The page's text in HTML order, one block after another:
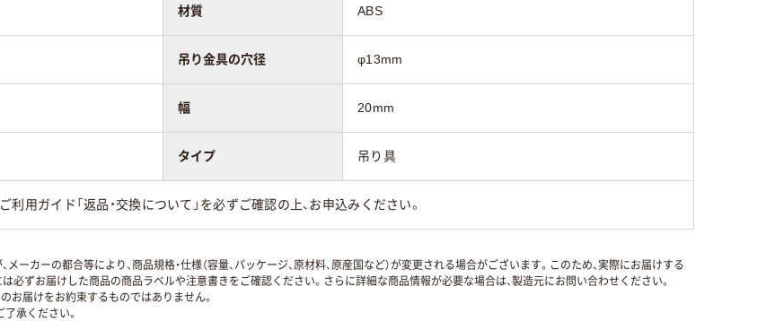
材質 ABS
吊り金具の穴径 φ13mm
幅 20mm
タイプ 吊り具
利用ガイド「返品・交換について」を必ずご確認の上、お申込みください。
カーの都合等により、商品規格・仕様（容量、パッケージ、原材料、原産国など）が変更される場合がございます。このため、実際にお届けする
必ずお届けした商品の商品ラベルや注意書きをご確認ください。さらに詳細な商品情報が必要な場合は、製造元にお問い合わせください。
のお届けをお約束するものではありません。
承ください。